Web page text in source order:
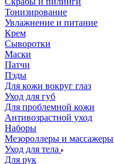
Тонизирование
Увлажнение и питание
Крем
Сыворотки
Маски
Патчи
Пэды
Для кожи вокруг глаз
Уход для губ
Для проблемной кожи
Антивозрастной уход
Наборы
Мезороллеры и массажеры
Уход для тела
Для рук